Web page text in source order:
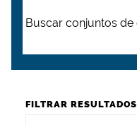
FILTRAR RESULTADOS